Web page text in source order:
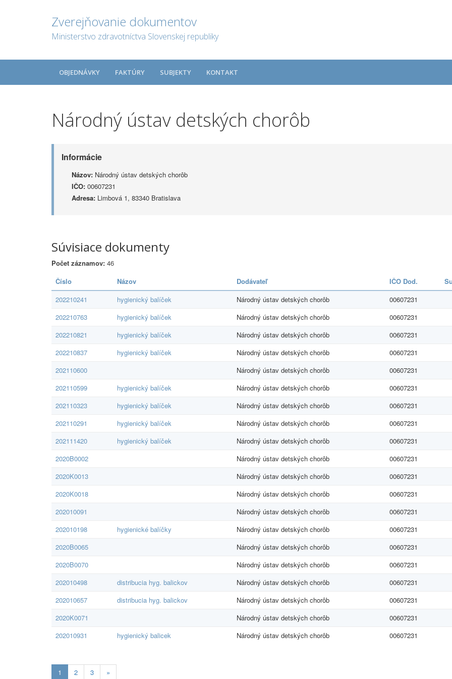
Zverejňovanie dokumentov
Ministerstvo zdravotníctva Slovenskej republiky
OBJEDNÁVKY FAKTÚRY SUBJEKTY KONTAKT
Národný ústav detských chorôb
Informácie
Názov: Národný ústav detských chorôb
IČO: 00607231
Adresa: Limbová 1, 83340 Bratislava
Súvisiace dokumenty
Počet záznamov: 46
Číslo
Názov Dodávateľ IČO Dod.
202210241
hygienický balíček Národný ústav detských chorôb
00607231
202210763
hygienický balíček Národný ústav detských chorôb
00607231
202210821
hygienický balíček Národný ústav detských chorôb
00607231
202210837
hygienický balíček Národný ústav detských chorôb
00607231
202110600
Národný ústav detských chorôb
00607231
202110599
hygienický balíček Národný ústav detských chorôb
00607231
202110323
hygienický balíček Národný ústav detských chorôb
00607231
202110291
hygienický balíček Národný ústav detských chorôb
00607231
202111420
hygienický balíček Národný ústav detských chorôb
00607231
2020B0002
Národný ústav detských chorôb
00607231
2020K0013
Národný ústav detských chorôb
00607231
2020K0018
Národný ústav detských chorôb
00607231
202010091
Národný ústav detských chorôb
00607231
202010198
hygienické balíčky Národný ústav detských chorôb
00607231
2020B0065
Národný ústav detských chorôb
00607231
2020B0070
Národný ústav detských chorôb
00607231
202010498
distribucia hyg. balickov Národný ústav detských chorôb
00607231
202010657
distribucia hyg. balickov Národný ústav detských chorôb
00607231
2020K0071
Národný ústav detských chorôb
00607231
202010931
hygienický balicek Národný ústav detských chorôb 00607231
1 Aktualna-
2 3 »